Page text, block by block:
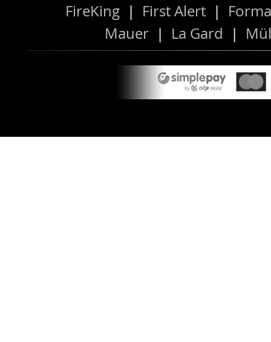
FireKing | First Alert |
Mauer | La Gard |